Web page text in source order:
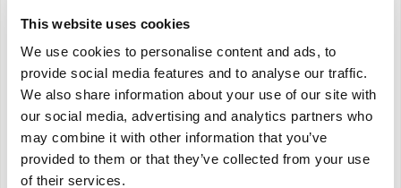
This website uses cookies
We use cookies to personalise content and ads, to
provide social media features and to analyse our traffic.
We also share information about your use of our site with
our social media, advertising and analytics partners who
may combine it with other information that you’ve
provided to them or that they’ve collected from your use
of their services.
Catalogus Product